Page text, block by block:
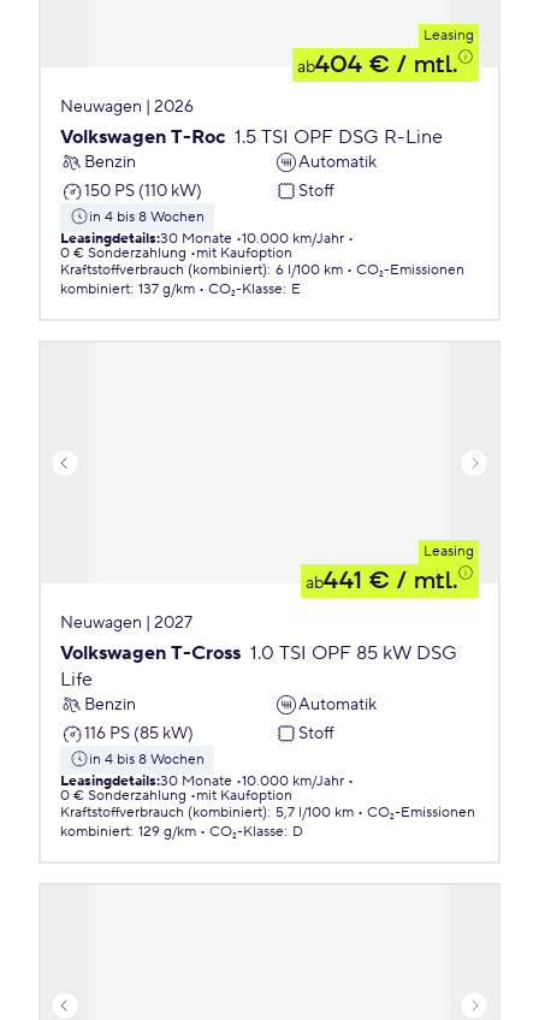
Leasing
ab404 € / mtl.
Neuwagen | 2026
Volkswagen T-Roc 1.5 TSI OPF DSG R-Line
Benzin
Automatik
150 PS (110 kW)
Stoff
in 4 bis 8 Wochen
Leasingdetails:30 Monate 10.000 km/Jahr
0 € Sonderzahlung
mit Kaufoption
Kraftstoffverbrauch (kombiniert): 6 l/100 km
CO₂-Emissionen
kombiniert: 137 g/km CO₂-Klasse: E
Leasing
ab441 € / mtl.
Neuwagen | 2027
Volkswagen T-Cross 1.0 TSI OPF 85 kW DSG
Life
Benzin
Automatik
116 PS (85 kW)
Stoff
in 4 bis 8 Wochen
Leasingdetails:30 Monate 10.000 km/Jahr
0 € Sonderzahlung
mit Kaufoption
Kraftstoffverbrauch (kombiniert): 5,7 l/100 km
CO₂-Emissionen
kombiniert: 129 g/km CO₂-Klasse: D